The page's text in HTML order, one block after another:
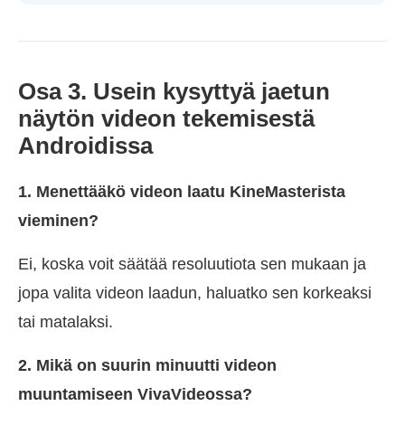
Osa 3. Usein kysyttyä jaetun
näytön videon tekemisestä
Androidissa
1. Menettääkö videon laatu KineMasterista
vieminen?
Ei, koska voit säätää resoluutiota sen mukaan ja
jopa valita videon laadun, haluatko sen korkeaksi
tai matalaksi.
2. Mikä on suurin minuutti videon
muuntamiseen VivaVideossa?